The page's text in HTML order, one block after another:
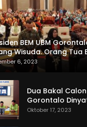
BEM UBM
Wisuda. Orang Tua
Menerima SKL dan
6, 2023
Dua Bakal
Gorontalo
Oktober 17, 2023